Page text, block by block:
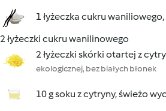
1 łyżeczka cukru
2 łyżeczki cukru wanilinowego
2 łyżeczki skórki otartej z
ekologicznej, bez białych błonek
10 g soku z cytryny, świeżo